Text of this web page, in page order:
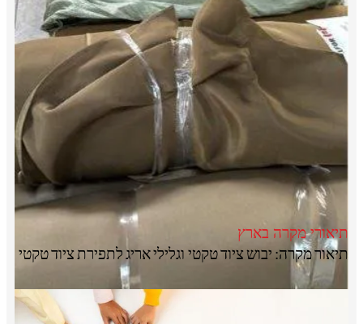
תיאורי מקרה בארץ
תיאור מקרה: יבוש ציוד טקטי וגלילי אריג לתפירת ציוד טקטי